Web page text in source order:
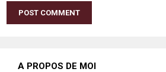
A PROPOS DE MOI